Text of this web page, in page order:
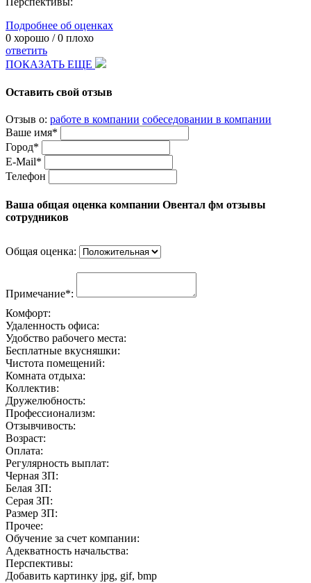
Подробнее об оценках
0 хорошо /0 плохо
ответить
ПОКАЗАТЬ ЕЩЕ
Оставить свой отзыв
Отзыв о: работе в компании собеседовании в компании
Ваше имя*
Город*
E-Mail*
Телефон
Ваша общая оценка компании Овентал фм отзывы
сотрудников
Общая оценка:
Примечание*:
Комфорт:
Удаленность офиса:
Удобство рабочего места:
Бесплатные вкусняшки:
Чистота помещений:
Комната отдыха:
Коллектив:
Дружелюбность:
Профессионализм:
Отзывчивость:
Возраст:
Оплата:
Регулярность выплат:
Черная ЗП:
Белая ЗП:
Серая ЗП:
Размер ЗП:
Прочее:
Обучение за счет компании:
Адекватность начальства:
Перспективы:
Добавить картинку jpg, gif, bmp